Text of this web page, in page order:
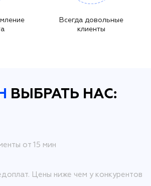
Всегда довольные
клиенты
ВЫБРАТЬ НАС:
от 15 мин
Цены ниже чем у конкурентов